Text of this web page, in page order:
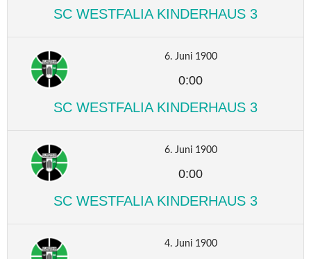
SC WESTFALIA KINDERHAUS 3
6. Juni 1900
0:00
SC WESTFALIA KINDERHAUS 3
6. Juni 1900
0:00
SC WESTFALIA KINDERHAUS 3
4. Juni 1900